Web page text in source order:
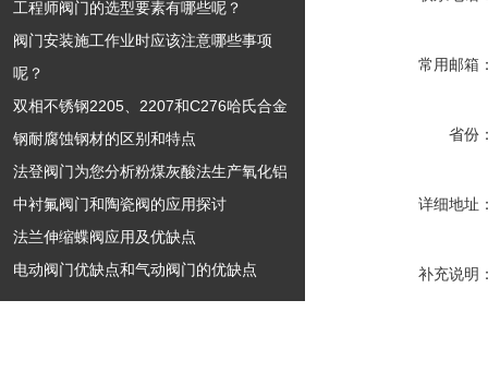
工程师阀门的选型要素有哪些呢？
阀门安装施工作业时应该注意哪些事项
呢？
双相不锈钢2205、2207和C276哈氏合金
钢耐腐蚀钢材的区别和特点
法登阀门为您分析粉煤灰酸法生产氧化铝
中衬氟阀门和陶瓷阀的应用探讨
法兰伸缩蝶阀应用及优缺点
电动阀门优缺点和气动阀门的优缺点
常用邮箱
省份
详细地址
补充说明